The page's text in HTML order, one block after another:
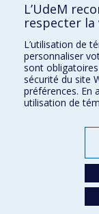
Écoles
Orthophonie et
Réadaptation
Directions
L’UdeM
respecter la
L’utilisation de
personnaliser
sont
sécurité du site
préférences. En
utilisation de